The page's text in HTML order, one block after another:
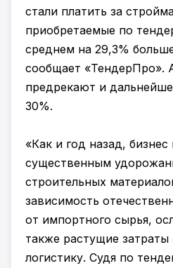
стали платить за
приобретаемые по
среднем на 29,3%
сообщает «ТендерПро».
предрекают и
30%.
«Как и год назад, бизнес
существенным
строительных
зависимость
от импортного сырья,
также растущие
логистику. Судя по